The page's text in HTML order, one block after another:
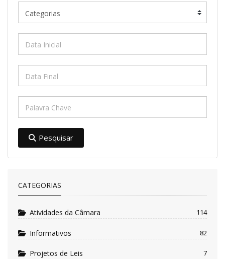
Pesquisar
CATEGORIAS
Atividades da Câmara 114
Informativos 82
Projetos de Leis 7